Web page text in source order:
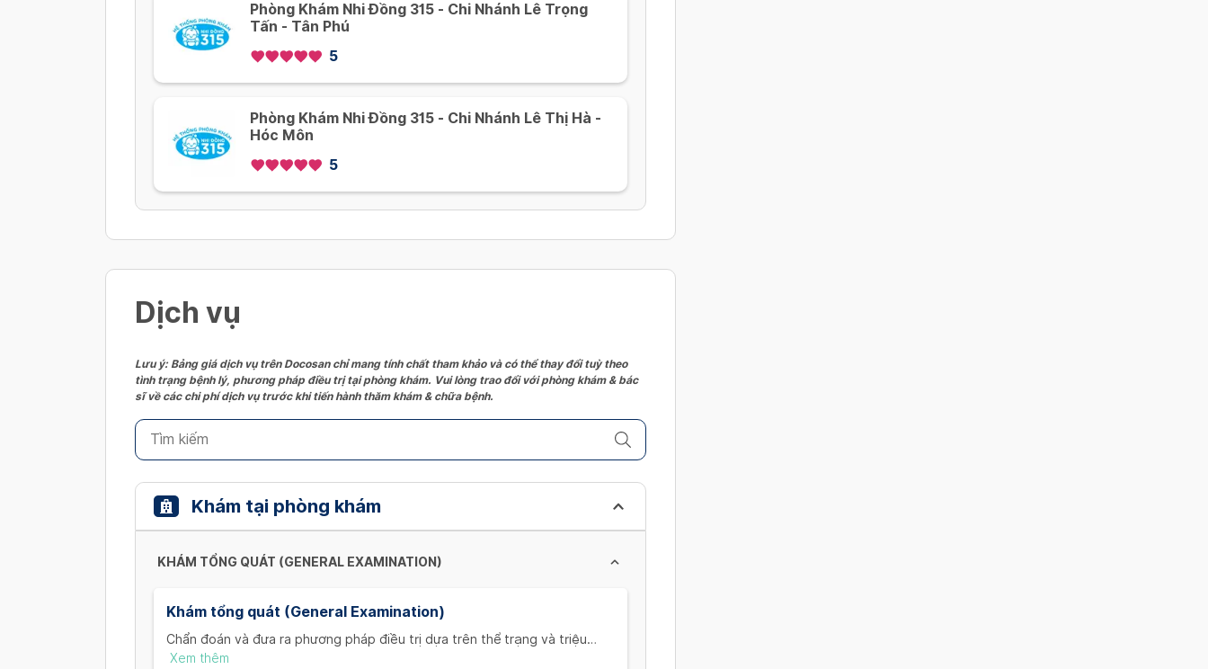
Phòng Khám Nhi Đồng 315 - Chi Nhánh Lê Trọng
Tấn - Tân Phú
5
Phòng Khám Nhi Đồng 315 - Chi Nhánh Lê Thị Hà -
Hóc Môn
5
Dịch vụ
Lưu ý: Bảng giá dịch vụ trên Docosan chỉ mang tính chất tham khảo và có thể thay đổi tuỳ theo
tình trạng bệnh lý, phương pháp điều trị tại phòng khám. Vui lòng trao đổi với phòng khám & bác
sĩ về các chi phí dịch vụ trước khi tiến hành thăm khám & chữa bệnh.
Khám tại phòng khám
KHÁM TỔNG QUÁT (GENERAL EXAMINATION)
Khám tổng quát (General Examination)
Chẩn đoán và đưa ra phương pháp điều trị dựa trên thể trạng và triệu
chứng của bệnh nhi. (Diagnose and recommend treatment based on the
Xem thêm